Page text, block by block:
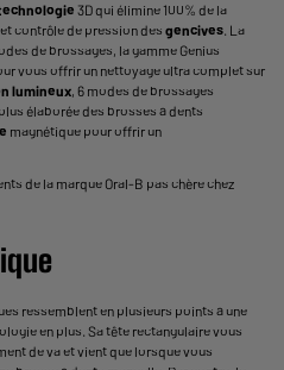
3D qui élimine 100% de la
contrôle de pression des gencives. La
de brossages, la gamme Genius
vous offrir un nettoyage ultra complet sur
lumineux, 6 modes de brossages
élaborée des brosses à dents
magnétique pour offrir un
de la marque Oral-B pas chère chez
ressemblent en plusieurs points à une
en plus. Sa tête rectangulaire vous
de va et vient que lorsque vous